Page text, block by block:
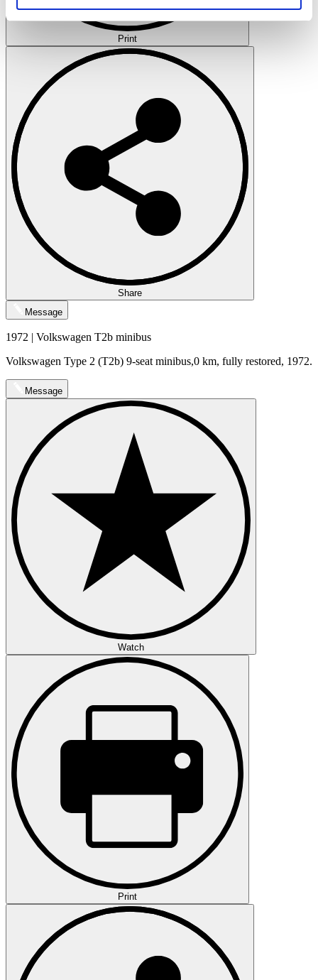
soziale Medien, Werbung und Analysen weiter. Unsere
Partner führen diese Informationen möglicherweise mit
weiteren Daten zusammen, die Sie ihnen bereitgestellt
haben oder die sie im Rahmen Ihrer Nutzung der Dienste
gesammelt haben.
Datenschutzerklärung
Print
Share
Message
1972 | Volkswagen T2b minibus
Volkswagen Type 2 (T2b) 9-seat minibus,0 km, fully restored, 1972.
Message
Watch
Print